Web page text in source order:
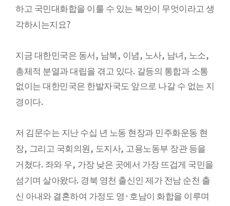
하고 국민대화합을 이룰 수 있는 복안이 무엇이라고 생
각하시는지요?
지금 대한민국은 동서 , 남북, 이념, 노사, 남녀 , 노소,
총체적 분열과 대립을 겪고 있다. 갈등의 통합과 소통
없이는 대한민국은 한발자국도 앞으로 나갈 수 없는 지
경이다.
저 김문수는 지난 수십 년 노동 현장과 민주화운동 현
장, 그리고 국회의원 , 도지사, 고용노동부 장관 등을
거쳤다. 좌와 우, 가장 낮은 곳에서 가장 뜨겁게 국민을
섬기며 살아왔다. 경북 영천 출신인 제가 전남 순천 출
신 아내와 결혼하여 가정도 영 · 호남이 화합을 이루며